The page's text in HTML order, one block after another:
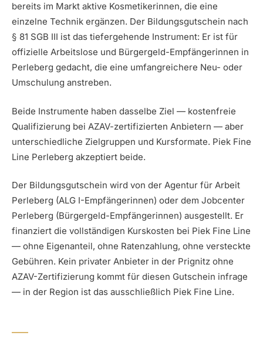
bereits im Markt aktive Kosmetikerinnen, die eine
einzelne Technik ergänzen. Der Bildungsgutschein nach
§ 81 SGB III ist das tiefergehende Instrument: Er ist für
offizielle Arbeitslose und Bürgergeld-Empfängerinnen in
Perleberg gedacht, die eine umfangreichere Neu- oder
Umschulung anstreben.
Beide Instrumente haben dasselbe Ziel — kostenfreie
Qualifizierung bei AZAV-zertifizierten Anbietern — aber
unterschiedliche Zielgruppen und Kursformate. Piek Fine
Line Perleberg akzeptiert beide.
Der Bildungsgutschein wird von der Agentur für Arbeit
Perleberg (ALG I-Empfängerinnen) oder dem Jobcenter
Perleberg (Bürgergeld-Empfängerinnen) ausgestellt. Er
finanziert die vollständigen Kurskosten bei Piek Fine Line
— ohne Eigenanteil, ohne Ratenzahlung, ohne versteckte
Gebühren. Kein privater Anbieter in der Prignitz ohne
AZAV-Zertifizierung kommt für diesen Gutschein infrage
— in der Region ist das ausschließlich Piek Fine Line.